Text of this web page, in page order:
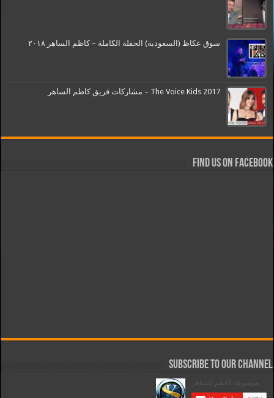
سوق عكاظ (السعودية) الحفلة الكاملة – كاظم الساهر ٢٠١٨
The Voice Kids 2017 – مشاركات فريق كاظم الساهر
Find us on Facebook
Subscribe to our Channel